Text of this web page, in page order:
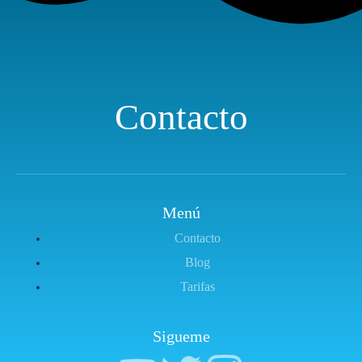
Contacto
Menú
Contacto
Blog
Tarifas
Sigueme